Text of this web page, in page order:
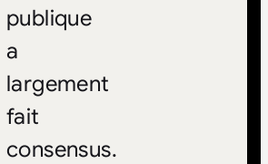
publique
a
largement
fait
consensus.